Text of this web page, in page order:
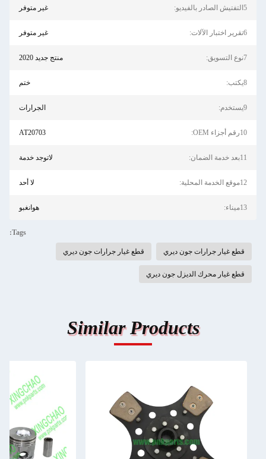
5التفتيش الصادر بالفيديو: غير متوفر
6تقرير اختبار الآلات: غير متوفر
7نوع التسويق: منتج جديد 2020
8يكتب: ختم
9يستخدم: الجرارات
10رقم أجزاء OEM: AT20703
11بعد خدمة الضمان: لاتوجد خدمة
12موقع الخدمة المحلية: لا أحد
13ميناء: هوانغبو
Tags:
قطع غيار جرارات جون ديري قطع غيار جرارات جون ديري
قطع غيار محرك الديزل جون ديري
Similar Products